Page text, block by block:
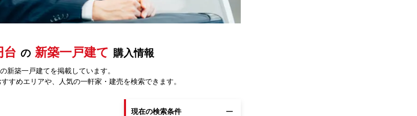
台 の 新築一戸建て 購入情報
新築一戸建てを掲載しています。
すめエリアや、人気の一軒家・建売を検索できます。
現在の検索条件